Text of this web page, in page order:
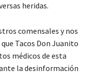
heridas.
comensales y nos
Tacos Don Juanito
médicos de esta
la desinformación